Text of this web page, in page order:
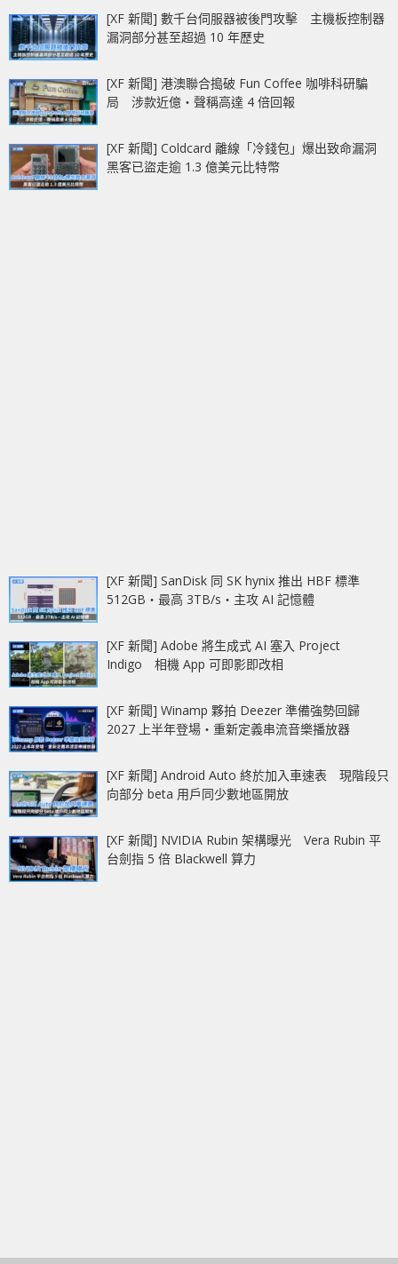
[XF 新聞] 數千台伺服器被後門攻擊 主機板控制器
漏洞部分甚至超過 10 年歷史
[XF 新聞] 港澳聯合搗破 Fun Coffee 咖啡科研騙
局 涉款近億‧聲稱高達 4 倍回報
[XF 新聞] Coldcard 離線「冷錢包」爆出致命漏洞
黑客已盜走逾 1.3 億美元比特幣
[XF 新聞] SanDisk 同 SK hynix 推出 HBF 標準
512GB‧最高 3TB/s‧主攻 AI 記憶體
[XF 新聞] Adobe 將生成式 AI 塞入 Project
Indigo 相機 App 可即影即改相
[XF 新聞] Winamp 夥拍 Deezer 準備強勢回歸
2027 上半年登場‧重新定義串流音樂播放器
[XF 新聞] Android Auto 終於加入車速表 現階段只
向部分 beta 用戶同少數地區開放
[XF 新聞] NVIDIA Rubin 架構曝光 Vera Rubin 平
台劍指 5 倍 Blackwell 算力